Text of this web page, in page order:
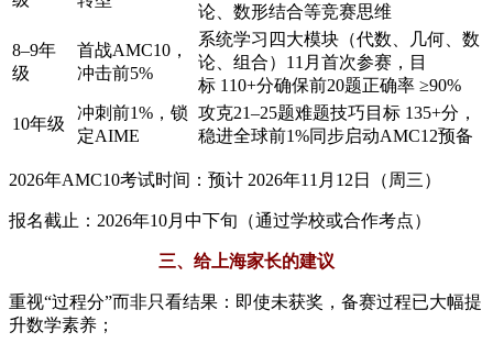
论、数形结合等竞赛思维
8–9年
级
首战AMC10，
冲击前5%
系统学习四大模块（代数、几何、数
论、组合）11月首次参赛，目
标 110+分确保前20题正确率 ≥90%
10年级
冲刺前1%，锁
定AIME
攻克21–25题难题技巧目标 135+分，
稳进全球前1%同步启动AMC12预备
2026年AMC10考试时间：预计 2026年11月12日（周三）
报名截止：2026年10月中下旬（通过学校或合作考点）
三、给上海家长的建议
重视“过程分”而非只看结果：即使未获奖，备赛过程已大幅提
升数学素养；